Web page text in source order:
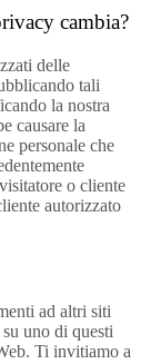
cambia?
delle
tali
la nostra
causare la
personale che
o cliente
autorizzato
ad altri siti
uno di questi
Ti invitiamo a